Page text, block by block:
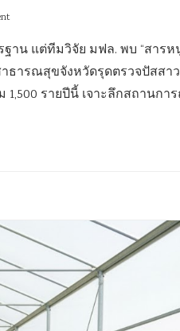
าน แต่ทีมวิจัย มฟล. พบ “สารห
ธารณสุขจังหวัดรุดตรวจปัสสา
รายปีนี้ เจาะลึกสถานกา